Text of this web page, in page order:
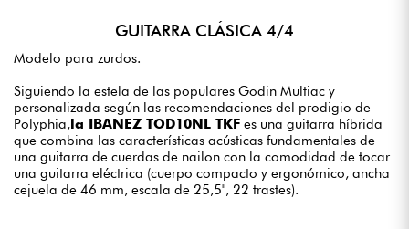
GUITARRA CLÁSICA 4/4
Modelo para zurdos.
Siguiendo la estela de las populares Godin Multiac y
personalizada según las recomendaciones del prodigio de
Polyphia,la IBANEZ TOD10NL TKF es una guitarra híbrida
que combina las características acústicas fundamentales de
una guitarra de cuerdas de nailon con la comodidad de tocar
una guitarra eléctrica (cuerpo compacto y ergonómico, ancha
cejuela de 46 mm, escala de 25,5", 22 trastes).